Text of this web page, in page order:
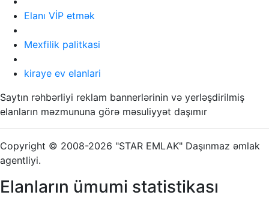
Elanı VİP etmək
Mexfilik palitkasi
kiraye ev elanlari
Saytın rəhbərliyi reklam bannerlərinin və yerləşdirilmiş
elanların məzmununa görə məsuliyyət daşımır
Copyright © 2008-2026 "STAR EMLAK" Daşınmaz əmlak
agentliyi.
Elanların ümumi statistikası